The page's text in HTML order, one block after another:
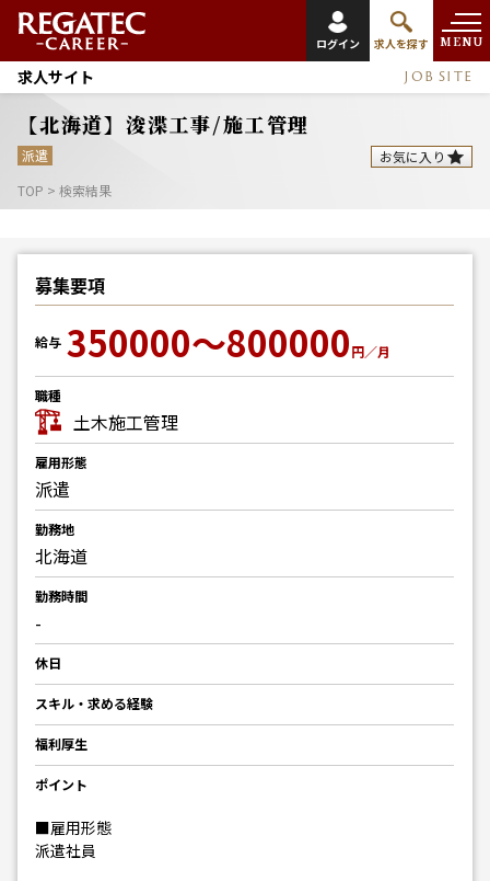
ログイン 求人を探す MENU
求人サイト JOB SITE
【北海道】浚渫工事/施工管理
派遣
お気に入り
TOP > 検索結果
募集要項
給与 350000～800000円／月
職種
土木施工管理
雇用形態
派遣
勤務地
北海道
勤務時間
-
休日
スキル・求める経験
福利厚生
ポイント
■雇用形態
派遣社員